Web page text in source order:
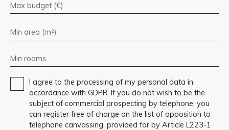
Max budget (€)
Min area (m²)
Min rooms
I agree to the processing of my personal data in
accordance with GDPR. If you do not wish to be the
subject of commercial prospecting by telephone, you
can register free of charge on the list of opposition to
telephone canvassing, provided for by Article L223-1